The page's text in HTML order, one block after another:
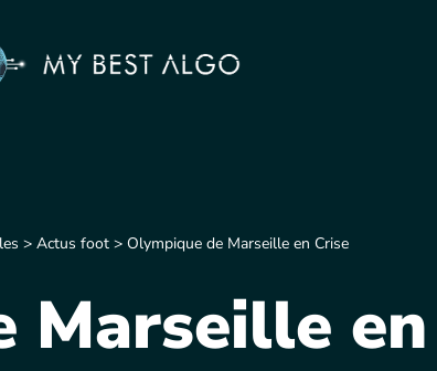
> Actus foot> Olympique de Marseille en Crise
Marseille